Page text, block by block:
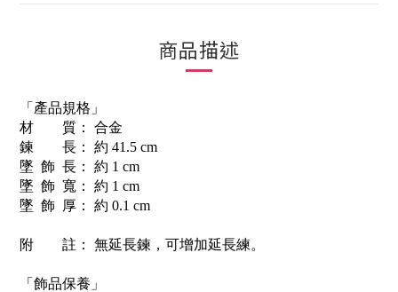
商品描述
「產品規格」
材 質： 合金
鍊 長： 約 41.5 cm
墜 飾 長： 約 1 cm
墜 飾 寬： 約 1 cm
墜 飾 厚： 約 0.1 cm
附 註： 無延長鍊，可增加延長練。
「飾品保養」